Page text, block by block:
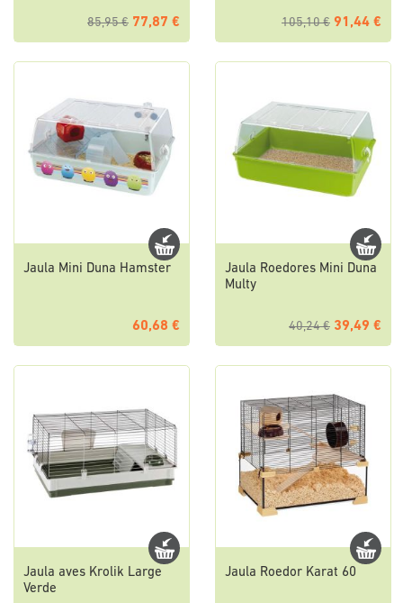
85,95 € 77,87 € 105,10 € 91,44 €
Jaula Mini Duna Hamster
60,68 €
Jaula Roedores Mini Duna
Multy
40,24 € 39,49 €
Jaula aves Krolik Large
Verde
Jaula Roedor Karat 60